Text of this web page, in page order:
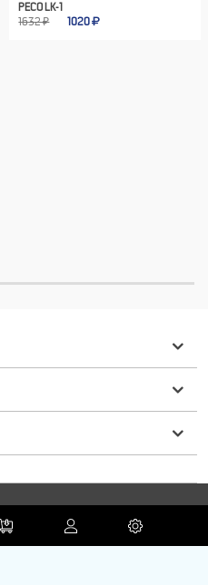
PECO LK-1
1632 ₽
1020